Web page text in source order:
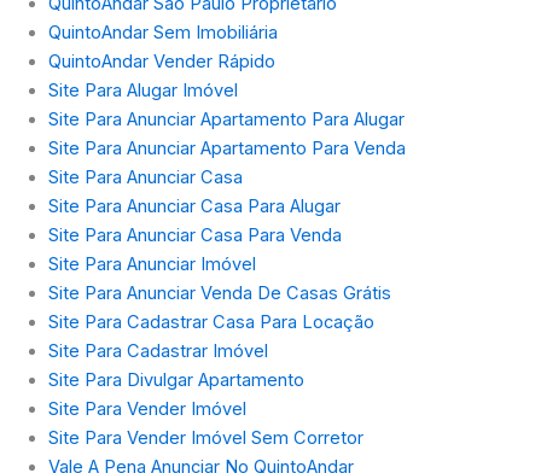
QuintoAndar Sem Imobiliária
QuintoAndar Vender Rápido
Site Para Alugar Imóvel
Site Para Anunciar Apartamento Para Alugar
Site Para Anunciar Apartamento Para Venda
Site Para Anunciar Casa
Site Para Anunciar Casa Para Alugar
Site Para Anunciar Casa Para Venda
Site Para Anunciar Imóvel
Site Para Anunciar Venda De Casas Grátis
Site Para Cadastrar Casa Para Locação
Site Para Cadastrar Imóvel
Site Para Divulgar Apartamento
Site Para Vender Imóvel
Site Para Vender Imóvel Sem Corretor
Vale A Pena Anunciar No QuintoAndar